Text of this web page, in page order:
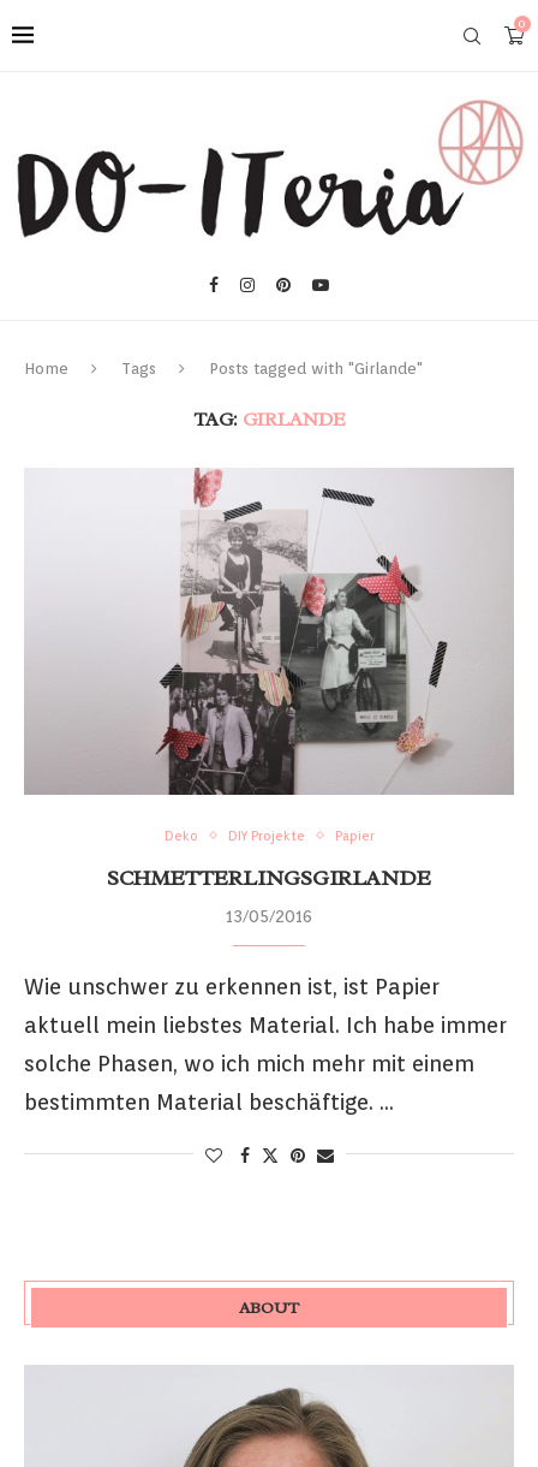
0
Home Tags Posts tagged with "Girlande"
TAG: GIRLANDE
Deko DIY Projekte Papier
SCHMETTERLINGSGIRLANDE
13/05/2016
Wie unschwer zu erkennen ist, ist Papier
aktuell mein liebstes Material. Ich habe immer
solche Phasen, wo ich mich mehr mit einem
bestimmten Material beschäftige. …
ABOUT